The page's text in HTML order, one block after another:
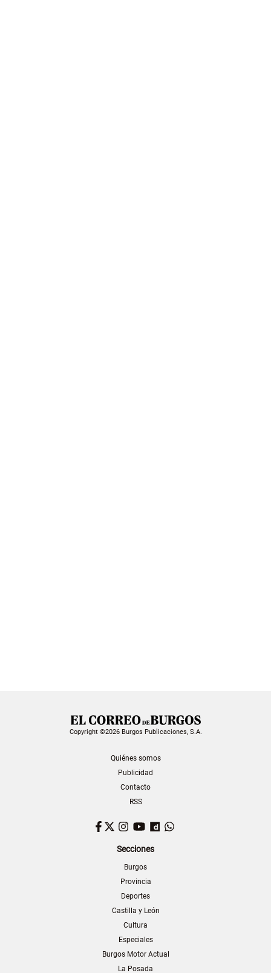
Copyright ©2026 Burgos Publicaciones, S.A.
Quiénes somos
Publicidad
Contacto
RSS
Facebook
TwitterInstagram
YouTubeDailymotion
Secciones
Burgos
Provincia
Deportes
Castilla y León
Cultura
Especiales
Burgos Motor Actual
La Posada